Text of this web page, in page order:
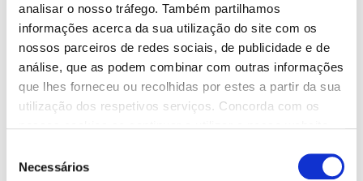
analisar o nosso tráfego. Também partilhamos
informações acerca da sua utilização do site com os
nossos parceiros de redes sociais, de publicidade e de
análise, que as podem combinar com outras informações
que lhes forneceu ou recolhidas por estes a partir da sua
utilização dos respetivos serviços. Concorda com os
Necessários